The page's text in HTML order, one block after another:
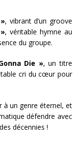
, vibrant d’un groove
, véritable hymne au
du groupe.
Die », un titre
cri du cœur pour
à un genre éternel, et
défendre avec
décennies !